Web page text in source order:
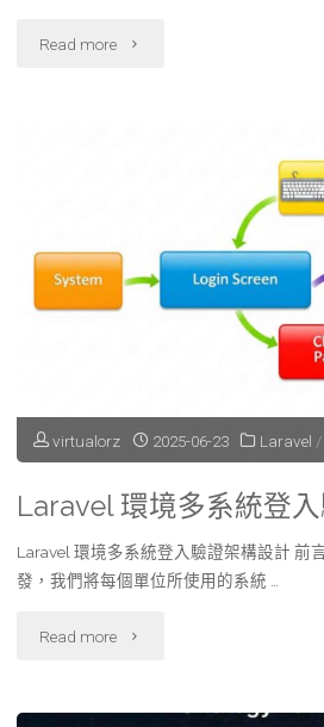
Read more "跨
以
存
核
心
件"
virtualorz 2025-06-23 Laravel /
Laravel 環境多系統登
Laravel 環境多系統登入驗證架構設計 前
發，我們將每個單位所使用的系統 …
Read more "Laravel